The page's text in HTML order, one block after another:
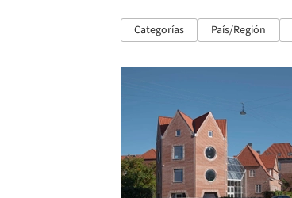
Categorías País/Región